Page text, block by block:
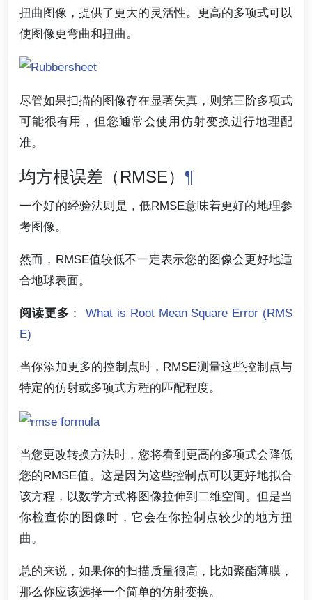
扭曲图像，提供了更大的灵活性。更高的多项式可以
使图像更弯曲和扭曲。
尽管如果扫描的图像存在显著失真，则第三阶多项式
可能很有用，但您通常会使用仿射变换进行地理配
准。
均方根误差（RMSE） ¶
一个好的经验法则是，低RMSE意味着更好的地理参
考图像。
然而，RMSE值较低不一定表示您的图像会更好地适
合地球表面。
阅读更多 ：What is Root Mean Square Error (RMS
E)
当你添加更多的控制点时，RMSE测量这些控制点与
特定的仿射或多项式方程的匹配程度。
当您更改转换方法时，您将看到更高的多项式会降低
您的RMSE值。这是因为这些控制点可以更好地拟合
该方程，以数学方式将图像拉伸到二维空间。但是当
你检查你的图像时，它会在你控制点较少的地方扭
曲。
总的来说，如果你的扫描质量很高，比如聚酯薄膜，
那么你应该选择一个简单的仿射变换。